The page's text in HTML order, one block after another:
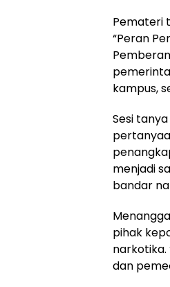
Pemateri
“Peran
kampus,
Sesi
menjadi
bandar
pihak
narkotika.
dan